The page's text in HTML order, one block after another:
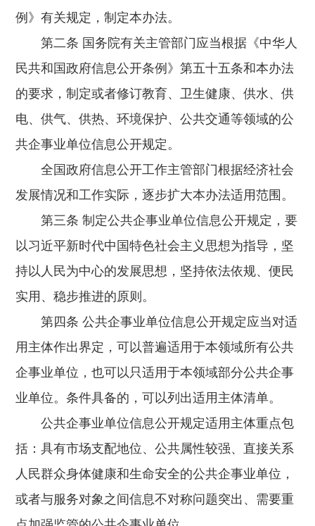
例》有关规定，制定本办法。
第二条 国务院有关主管部门应当根据《中华人
民共和国政府信息公开条例》第五十五条和本办法
的要求，制定或者修订教育、卫生健康、供水、供
电、供气、供热、环境保护、公共交通等领域的公
共企事业单位信息公开规定。
全国政府信息公开工作主管部门根据经济社会
发展情况和工作实际，逐步扩大本办法适用范围。
第三条 制定公共企事业单位信息公开规定，要
以习近平新时代中国特色社会主义思想为指导，坚
持以人民为中心的发展思想，坚持依法依规、便民
实用、稳步推进的原则。
第四条 公共企事业单位信息公开规定应当对适
用主体作出界定，可以普遍适用于本领域所有公共
企事业单位，也可以只适用于本领域部分公共企事
业单位。条件具备的，可以列出适用主体清单。
公共企事业单位信息公开规定适用主体重点包
括：具有市场支配地位、公共属性较强、直接关系
人民群众身体健康和生命安全的公共企事业单位，
或者与服务对象之间信息不对称问题突出、需要重